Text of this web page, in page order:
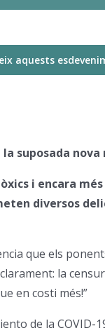
aquests
suposada
i encara
diversos
que els
la
en costi més!”
de la COVID-